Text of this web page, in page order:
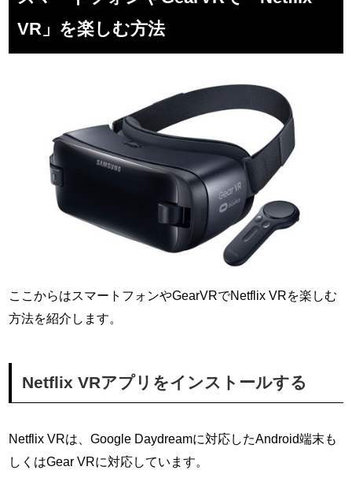
VR」を楽しむ方法
ここからはスマートフォンやGearVRでNetflix VRを楽しむ
方法を紹介します。
Netflix VRアプリをインストールする
Netflix VRは、Google Daydreamに対応したAndroid端末も
しくはGear VRに対応しています。